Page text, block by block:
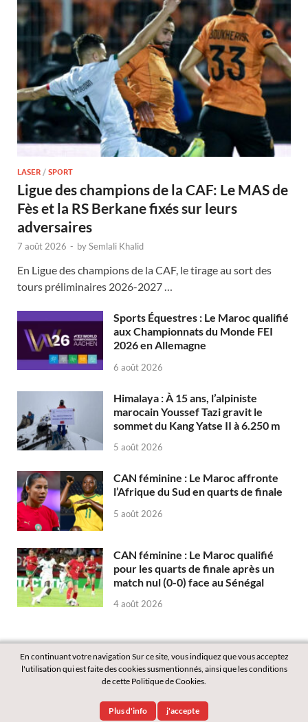
LASER / SPORT
Ligue des champions de la CAF: Le MAS de
Fès et la RS Berkane fixés sur leurs
adversaires
7 août 2026 - bySemlali Khalid
En Ligue des champions de la CAF, le tirage au sort des
tours préliminaires 2026-2027 …
Sports Équestres : Le Maroc qualifié
aux Championnats du Monde FEI
2026 en Allemagne
6 août 2026
Himalaya : À 15 ans, l’alpiniste
marocain Youssef Tazi gravit le
sommet du Kang Yatse II à 6.250 m
5 août 2026
CAN féminine : Le Maroc affronte
l’Afrique du Sud en quarts de finale
5 août 2026
CAN féminine : Le Maroc qualifié
pour les quarts de finale après un
match nul (0-0) face au Sénégal
4 août 2026
WordPressandHitMag.
En continuant votre navigation Sur ce site, vous indiquez que vous acceptez
l'utilisation qui est faite des cookies susmentionnés, ainsi que les conditions
de cette Politique de Cookies.
Plus d'info j'accepte